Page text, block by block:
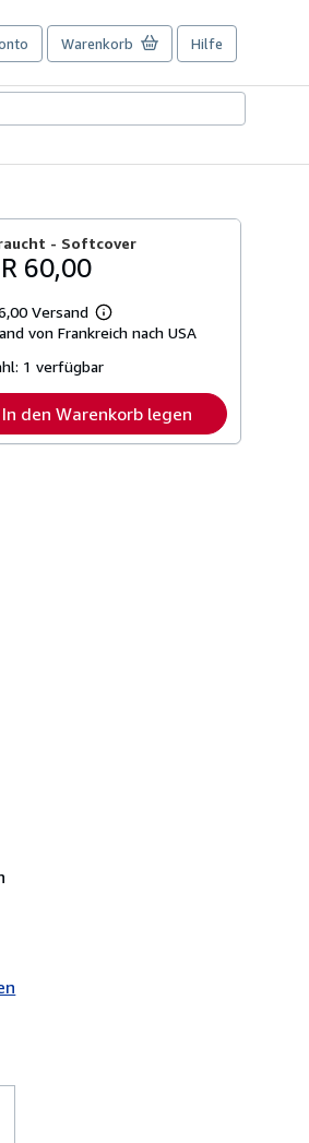
Warenkorb Hilfe
- Softcover
60,00
Versand
Weitere
Informationen
Versandkosten
von Frankreich nach USA
1 verfügbar
In den Warenkorb legen